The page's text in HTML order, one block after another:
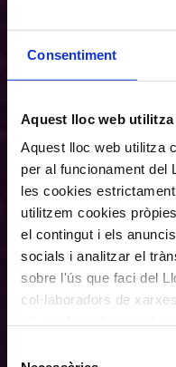
Consentiment
Aquest lloc web
Aquest lloc web utilitza
per al funcionament del
les cookies
utilitzem cookies
el contingut i els
socials i analitzar el
sobre l'ús que faci del
col·laboradors de